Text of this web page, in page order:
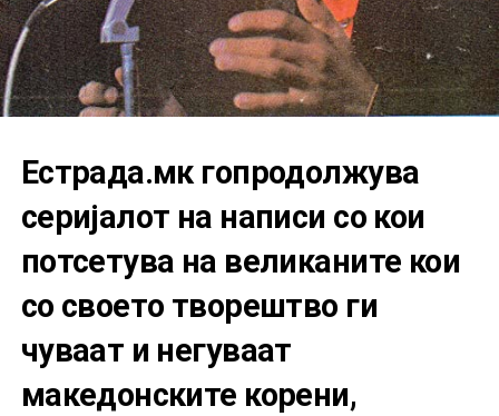
Естрада.мк гопродолжува
серијалот на написи со кои
потсетува на великаните кои
со своето творештво ги
чуваат и негуваат
македонските корени,